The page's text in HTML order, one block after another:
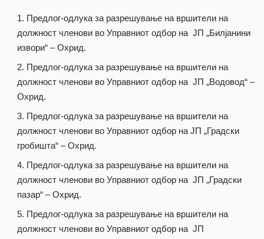
Предлог-одлука за разрешување на вршители на
должност членови во Управниот одбор на ЈП „Билјанини
извори“ – Охрид.
Предлог-одлука за разрешување на вршители на
должност членови во Управниот одбор на ЈП „Водовод“ –
Охрид.
Предлог-одлука за разрешување на вршители на
должност членови во Управниот одбор на ЈП „Градски
гробишта“ – Охрид.
Предлог-одлука за разрешување на вршители на
должност членови во Управниот одбор на ЈП „Градски
пазар“ – Охрид.
Предлог-одлука за разрешување на вршители на
должност членови во Управниот одбор на ЈП